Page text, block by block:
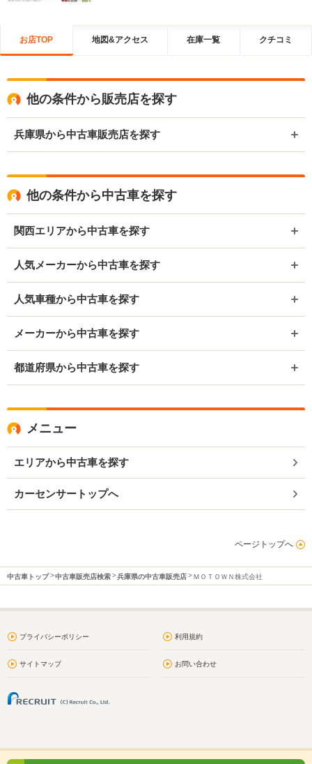
お店TOP 地図&アクセス 在庫一覧 クチコミ
他の条件から販売店を探す
兵庫県から中古車販売店を探す
他の条件から中古車を探す
関西エリアから中古車を探す
人気メーカーから中古車を探す
人気車種から中古車を探す
メーカーから中古車を探す
都道府県から中古車を探す
メニュー
エリアから中古車を探す
カーセンサートップへ
ページトップへ
中古車トップ 中古車販売店検索 兵庫県の中古車販売店 ＭＯＴＯＷＮ株式会社
プライバシーポリシー 利用規約
サイトマップ お問い合わせ